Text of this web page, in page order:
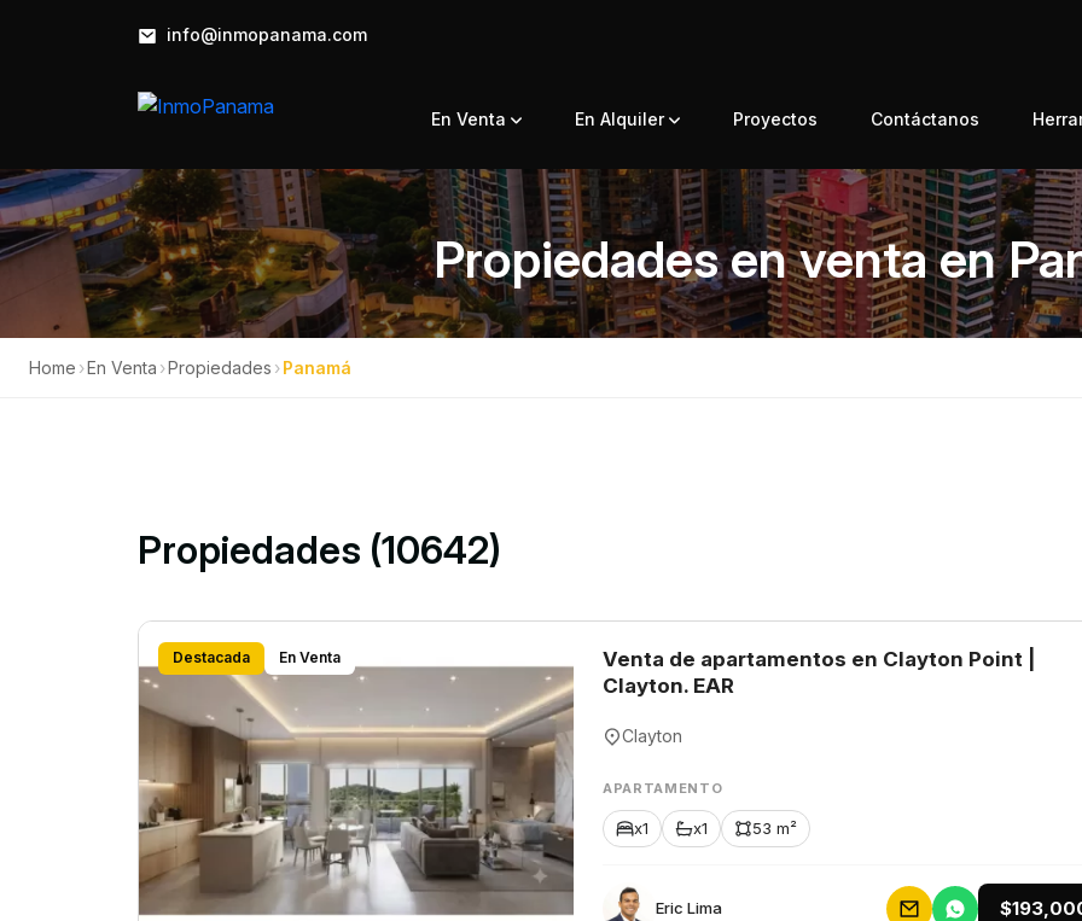
info@inmopanama.com
En Venta En Alquiler Proyectos Contáctanos
Propiedades en venta en
Home ›En Venta ›Propiedades ›Panamá
Propiedades (10642)
Destacada En Venta
Venta de apartamentos en Clayton Point |
Clayton. EAR
Clayton
APARTAMENTO
x1 x1 53 m²
Eric Lima